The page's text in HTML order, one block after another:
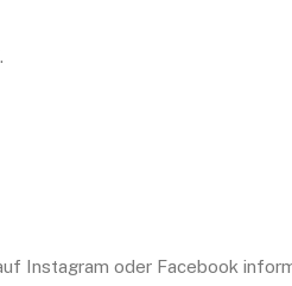
Instagram oder Facebook